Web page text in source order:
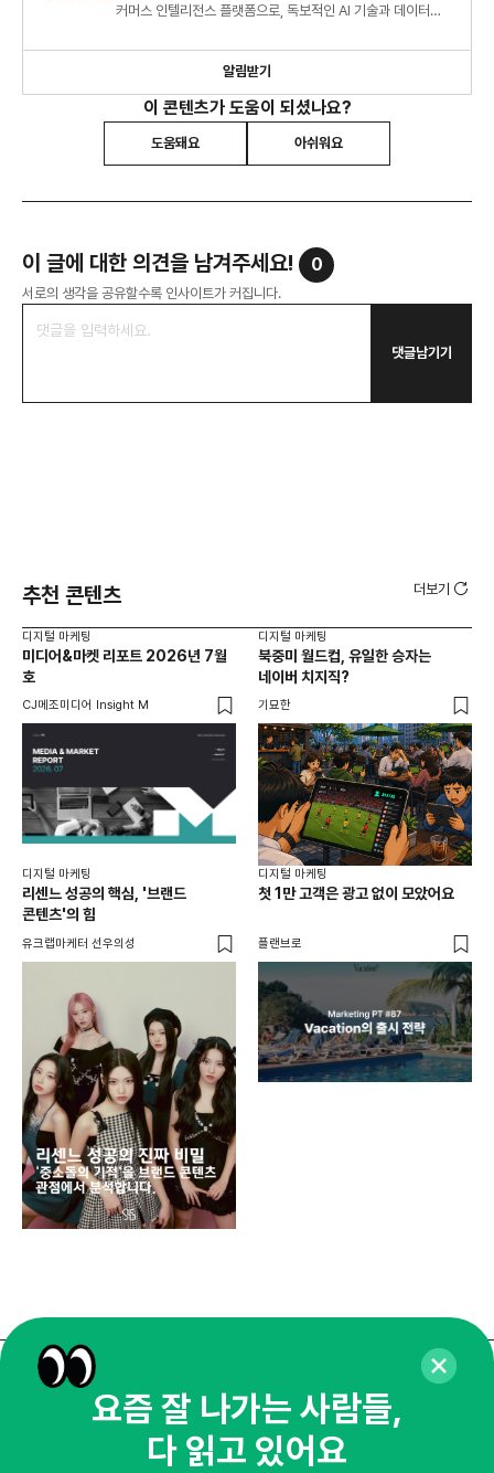
커머스 인텔리전스 플랫폼으로, 독보적인 AI 기술과 데이터를
지원합니다
알림받기
이 콘텐츠가 도움이 되셨나요?
도움돼요 아쉬워요
이 글에 대한 의견을 남겨주세요! 0
서로의 생각을 공유할수록 인사이트가 커집니다.
댓글남기기
추천 콘텐츠 더보기
디지털 마케팅
미디어&마켓 리포트 2026년 7월
호
CJ메조미디어 Insight M
디지털 마케팅
북중미 월드컵, 유일한 승자는
네이버 치지직?
기묘한
디지털 마케팅
리센느 성공의 핵심, '브랜드
콘텐츠'의 힘
유크랩마케터 선우의성
디지털 마케팅
첫 1만 고객은 광고 없이 모았어요
플랜브로
매주 화요일 아침,
마케팅 감각을 깨워 드릴게요!
65,043명의 마케터를 성장시키는 뉴스레터
요즘 잘 나가는 사람들,
다 읽고 있어요